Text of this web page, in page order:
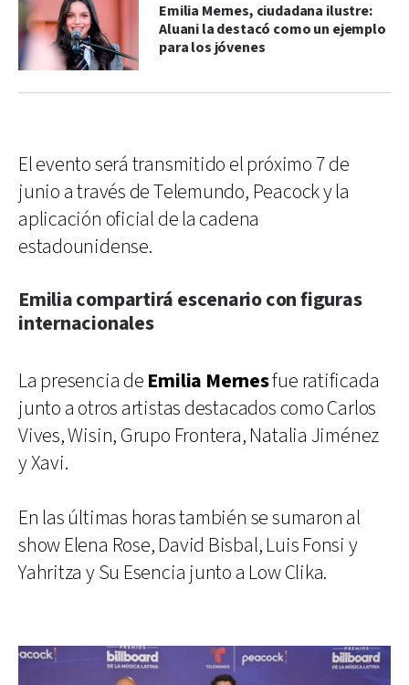
Emilia Mernes, ciudadana ilustre:
Aluani la destacó como un ejemplo
para los jóvenes
El evento será transmitido el próximo 7 de
junio a través de Telemundo, Peacock y la
aplicación oficial de la cadena
estadounidense.
Emilia compartirá escenario con figuras
internacionales
La presencia de Emilia Mernesfue ratificada
junto a otros artistas destacados como Carlos
Vives, Wisin, Grupo Frontera, Natalia Jiménez
y Xavi.
En las últimas horas también se sumaron al
show Elena Rose, David Bisbal, Luis Fonsi y
Yahritza y Su Esencia junto a Low Clika.